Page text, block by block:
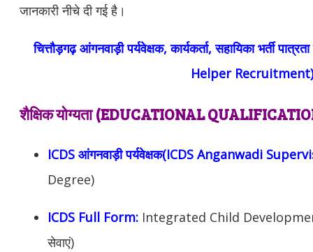
जानकारी नीचे दी गई है।
चित्तौड़गढ़ आंगनवाड़ी पर्यवेक्षक, कार्यकर्ता, सहायिका भर्ती
Helper
शैक्षिक योग्यता (EDUCATIONAL
ICDS आंगनवाड़ी पर्यवेक्षक(ICDS Anganwadi
Degree)
ICDS Full Form: Integrated Child
सेवाएं)